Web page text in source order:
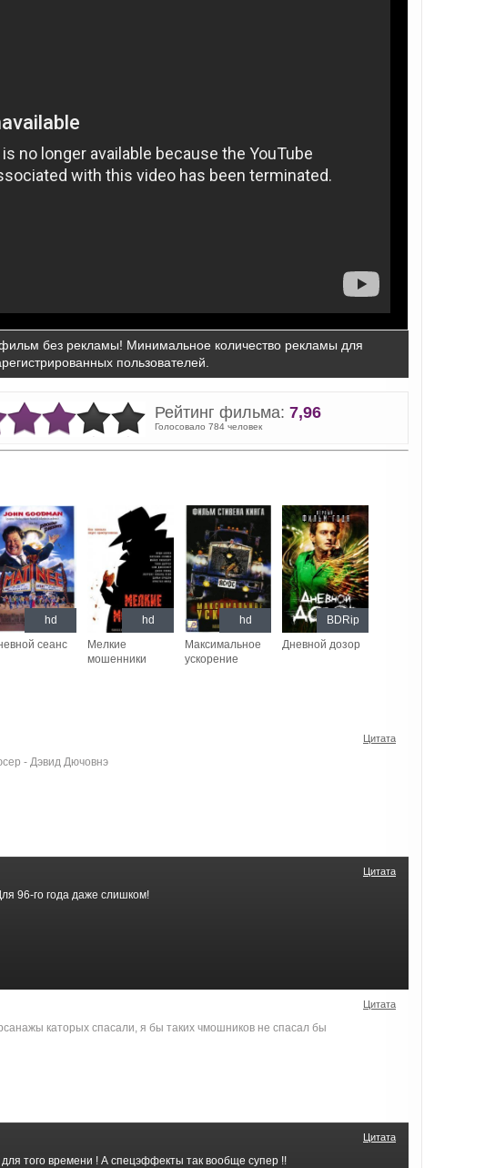
без рекламы! Минимальное количество рекламы для
пользователей.
Рейтинг фильма: 7,96
Голосовало 784 человек
сеанс
hd
Мелкие
мошенники
hd
Максимальное
ускорение
hd
Дневной дозор
BDRip
Цитата
- Дэвид Дючовнэ
Цитата
96-го года даже слишком!
Цитата
каторых спасали, я бы таких чмошников не спасал бы
Цитата
для того времени ! А спецэффекты так вообще супер !!